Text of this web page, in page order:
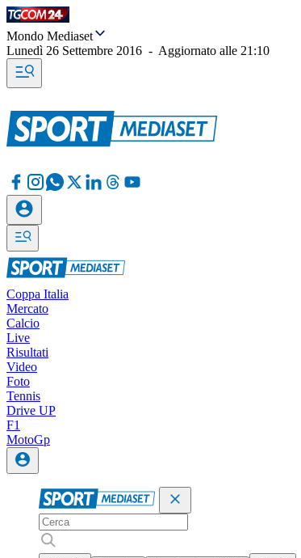
Mondo Mediaset
Lunedì 26 Settembre 2016 - Aggiornato alle 21:10
Coppa Italia
Mercato
Calcio
Live
Risultati
Video
Foto
Tennis
Drive UP
F1
MotoGp